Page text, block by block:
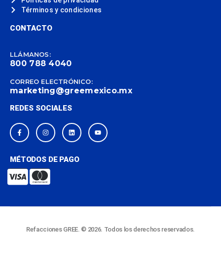
Términos y condiciones
CONTACTO
LLÁMANOS:
800 788 4040
CORREO ELECTRÓNICO:
marketing@greemexico.mx
REDES SOCIALES
MÉTODOS DE PAGO
Refacciones GREE. © 2026. Todos los derechos reservados.